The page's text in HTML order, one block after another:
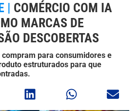
| COMÉRCIO COM IA
MARCAS DE
DESCOBERTAS
compram para consumidores e
estruturados para que